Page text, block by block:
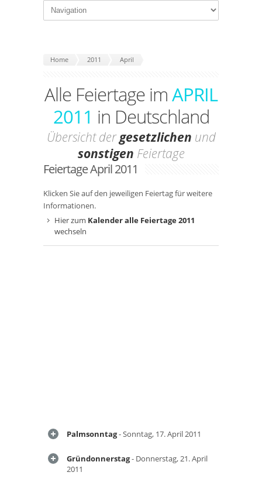
Home 2011 April
Alle Feiertage imAPRIL
2011 in Deutschland
Übersicht dergesetzlichen und
sonstigen Feiertage
Feiertage April 2011
Klicken Sie auf den jeweiligen Feiertag für weitere
Informationen.
Hier zum Kalender alle Feiertage 2011
wechseln
Palmsonntag- Sonntag, 17. April 2011
Gründonnerstag- Donnerstag, 21. April
2011